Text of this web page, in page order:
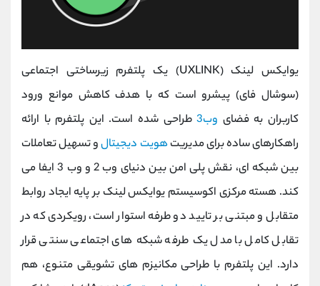
یو‌ایکس لینک (UXLINK) یک پلتفرم زیرساختی اجتماعی
(سوشال ‌فای) پیشرو است که با هدف کاهش موانع ورود
کاربران به فضای وب3 طراحی شده است. این پلتفرم با ارائه
راهکارهای ساده برای مدیریتهویت دیجیتالو تسهیل تعاملات
بین شبکه ‌ای، نقش پلی امن بین دنیای وب 2 و وب 3 ایفا می
کند. هسته مرکزی اکوسیستم یو‌ایکس لینک بر پایه ایجاد روابط
متقابل و مبتنی بر تایید دو طرفه استوار است، رویکردی که در
تقابل کامل با مدل یک‌ طرفه شبکه‌ های اجتماعی سنتی قرار
دارد. این پلتفرم با طراحی مکانیزم‌ های تشویقی متنوع، هم